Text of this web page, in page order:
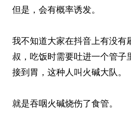
但是，会有概率诱发。
我不知道大家在抖音上有没有
叔，吃饭时需要吐进一个管子
接到胃，这种人叫火碱大队。
就是吞咽火碱烧伤了食管。